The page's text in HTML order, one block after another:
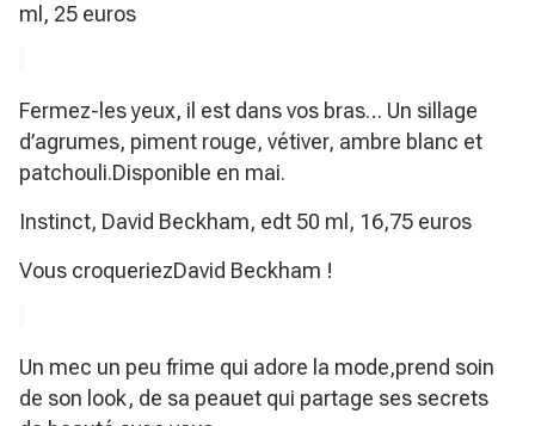
ml, 25 euros
Fermez-les yeux, il est dans vos bras… Un sillage
d’agrumes, piment rouge, vétiver, ambre blanc et
patchouli.Disponible en mai.
Instinct, David Beckham, edt 50 ml, 16,75 euros
Vous croqueriezDavid Beckham !
Un mec un peu frime qui adore la mode,prend soin
de son look, de sa peauet qui partage ses secrets